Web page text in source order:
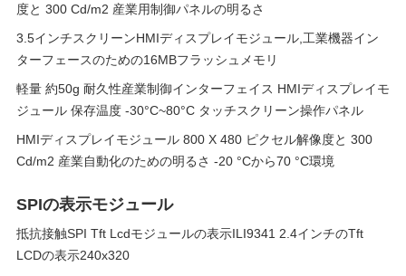
度と 300 Cd/m2 産業用制御パネルの明るさ
3.5インチスクリーンHMIディスプレイモジュール,工業機器イン
ターフェースのための16MBフラッシュメモリ
軽量 約50g 耐久性産業制御インターフェイス HMIディスプレイモ
ジュール 保存温度 -30°C~80°C タッチスクリーン操作パネル
HMIディスプレイモジュール 800 X 480 ピクセル解像度と 300
Cd/m2 産業自動化のための明るさ -20 °Cから70 °C環境
SPIの表示モジュール
抵抗接触SPI Tft Lcdモジュールの表示ILI9341 2.4インチのTft
LCDの表示240x320